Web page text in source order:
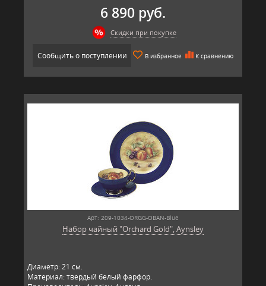
6 890 руб.
Скидки при покупке
Сообщить о поступлении В избранное К сравнению
Арт: 209-1034-ORGG-OBAN-Blue
Набор чайный "Orchard Gold", Aynsley
Диаметр: 21 см.
Материал: твердый белый фарфор.